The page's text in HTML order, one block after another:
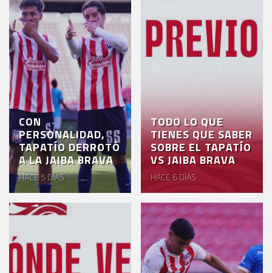
CON
PERSONALIDAD,
TAPATÍO DERROTÓ
A LA JAIBA BRAVA
HACE 5 DÍAS
TODO LO QUE
TIENES QUE SABER
SOBRE EL TAPATÍO
VS JAIBA BRAVA
HACE 6 DÍAS